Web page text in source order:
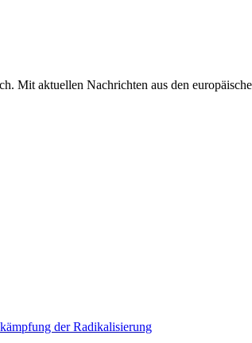
Mit aktuellen Nachrichten aus den
der Radikalisierung